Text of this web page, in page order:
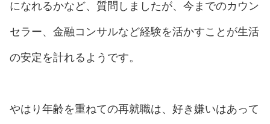
になれるかなど、質問しましたが、今までのカウン
セラー、金融コンサルなど経験を活かすことが生活
の安定を計れるようです。
やはり年齢を重ねての再就職は、好き嫌いはあって